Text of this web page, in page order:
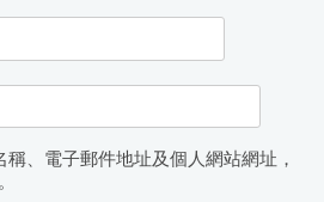
稱、電子郵件地址及個人網站網址，